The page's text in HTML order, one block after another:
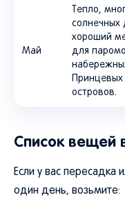
Май
Тепло,
солнечных
хороший
для
Принцевых
островов.
Список вещей
Если у вас пересадка
один день, возьмите: